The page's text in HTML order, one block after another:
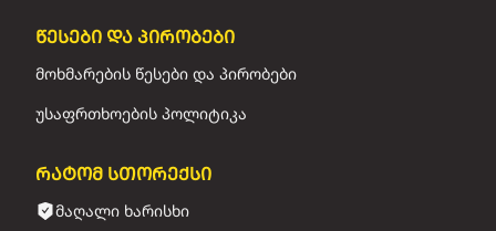
წესები და პირობები
მოხმარების წესები და პირობები
უსაფრთხოების პოლიტიკა
რატომ სთორექსი
მაღალი ხარისხი